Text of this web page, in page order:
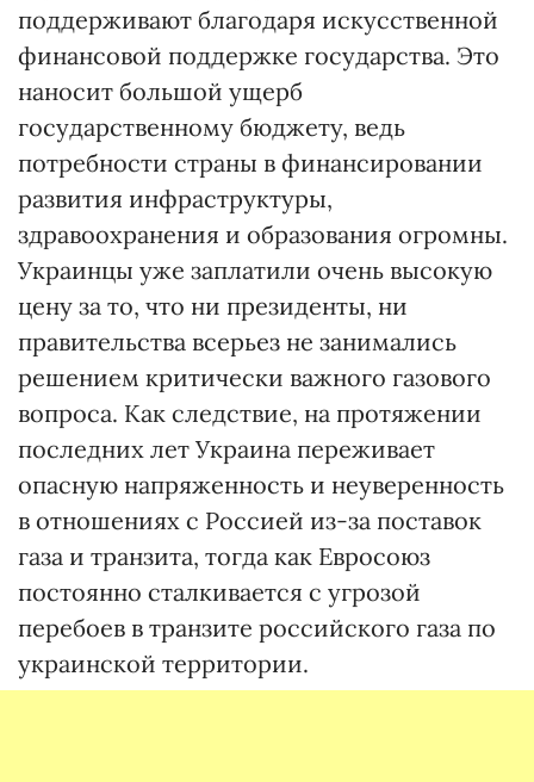
поддерживают благодаря искусственной
финансовой поддержке государства. Это
наносит большой ущерб
государственному бюджету, ведь
потребности страны в финансировании
развития инфраструктуры,
здравоохранения и образования огромны.
Украинцы уже заплатили очень высокую
цену за то, что ни президенты, ни
правительства всерьез не занимались
решением критически важного газового
вопроса. Как следствие, на протяжении
последних лет Украина переживает
опасную напряженность и неуверенность
в отношениях с Россией из-за поставок
газа и транзита, тогда как Евросоюз
постоянно сталкивается с угрозой
перебоев в транзите российского газа по
украинской территории.